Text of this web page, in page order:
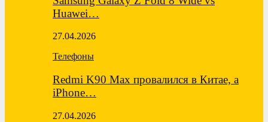
Huawei…
27.04.2026
Телефоны
Redmi K90 Max провалился в Китае, а
iPhone…
27.04.2026